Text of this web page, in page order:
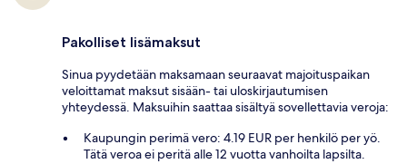
Pakolliset lisämaksut
Sinua pyydetään maksamaan seuraavat majoituspaikan
veloittamat maksut sisään- tai uloskirjautumisen
yhteydessä. Maksuihin saattaa sisältyä sovellettavia veroja:
Kaupungin perimä vero: 4.19 EUR per henkilö per yö.
Tätä veroa ei peritä alle 12 vuotta vanhoilta lapsilta.